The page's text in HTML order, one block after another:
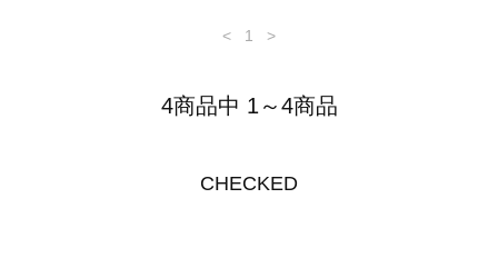
< 1 >
4商品中 1～4商品
CHECKED